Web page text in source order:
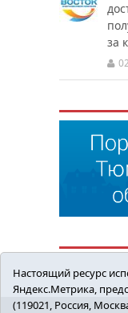
за
Настоящий ресурс
Яндекс.Метрика,
(119021, Россия,